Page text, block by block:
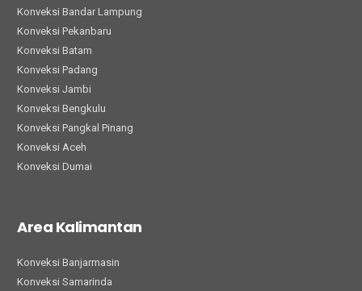
Konveksi Bandar Lampung
Konveksi Pekanbaru
Konveksi Batam
Konveksi Padang
Konveksi Jambi
Konveksi Bengkulu
Konveksi Pangkal Pinang
Konveksi Aceh
Konveksi Dumai
Area Kalimantan
Konveksi Banjarmasin
Konveksi Samarinda